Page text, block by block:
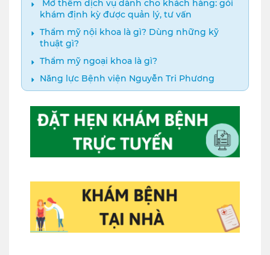
️ Mở thêm dịch vụ dành cho khách hàng: gói
khám định kỳ được quản lý, tư vấn
Thẩm mỹ nội khoa là gì? Dùng những kỹ
thuật gì?
Thẩm mỹ ngoại khoa là gì?
Năng lực Bệnh viện Nguyễn Tri Phương